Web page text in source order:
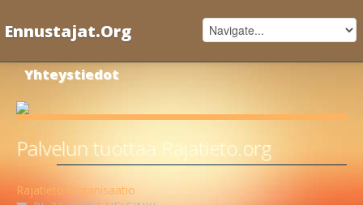
Ennustajat.Org
Yhteystiedot
Palvelun tuottaa Rajatieto.org
Rajatieto Organisaatio